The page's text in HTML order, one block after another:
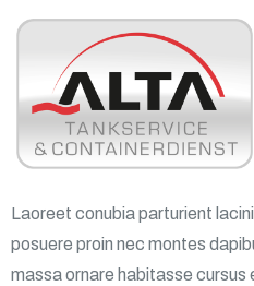
Laoreet conubia parturient
posuere proin nec montes
massa ornare habitasse